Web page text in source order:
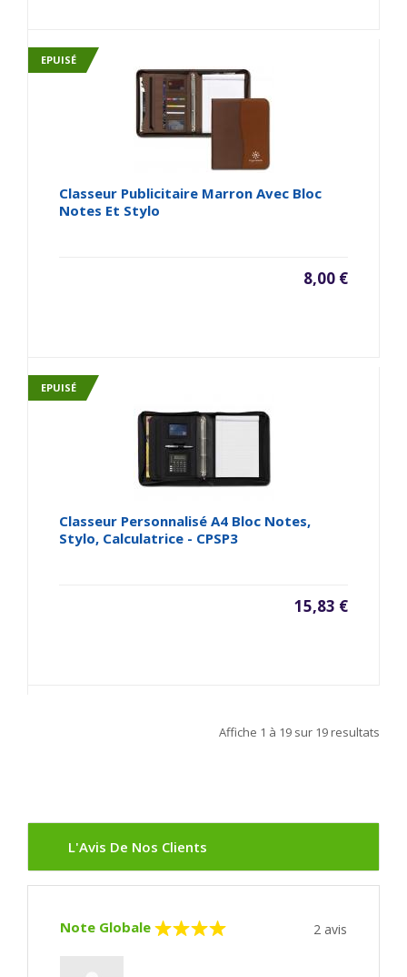
EPUISÉ
Classeur Publicitaire Marron Avec Bloc
Notes Et Stylo
8,00 €
EPUISÉ
Classeur Personnalisé A4 Bloc Notes,
Stylo, Calculatrice - CPSP3
15,83 €
Affiche 1 à 19 sur 19 resultats
L'Avis De Nos Clients
Note Globale 2 avis